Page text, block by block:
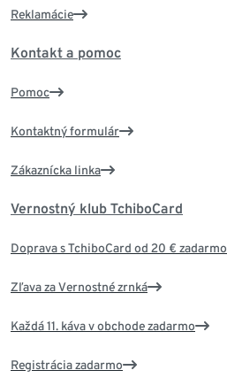
Reklamácie
Kontakt a pomoc
Pomoc
Kontaktný formulár
Zákaznícka linka
Vernostný klub TchiboCard
Doprava s TchiboCard od 20 € zadarmo
Zľava za Vernostné zrnká
Každá 11. káva v obchode zadarmo
Registrácia zadarmo